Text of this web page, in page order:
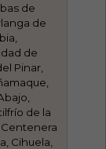
de
de
de
Pinar,
de la
Centenera
Cihuela,